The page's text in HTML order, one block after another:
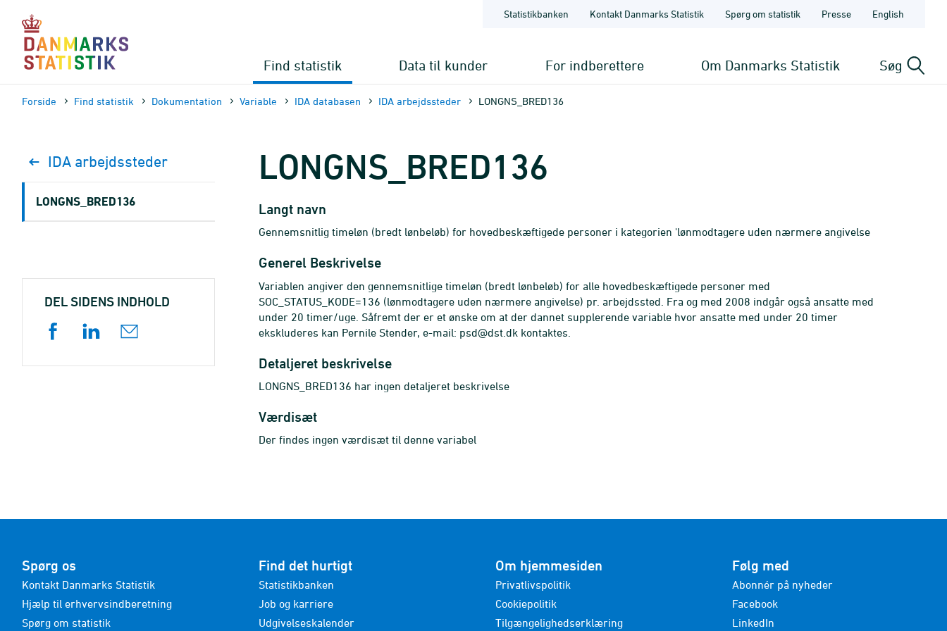
sidens
indhold
Statistikbanken Kontakt Danmarks Statistik Spørg om statistik Presse English
Find statistik Data til kunder For indberettere Om Danmarks Statistik Søg
Forside Find statistik Dokumen­tation Variable IDA databasen IDA arbejdssteder LONGNS_BRED136
LONGNS_BRED136
Langt navn
Gennemsnitlig timeløn (bredt lønbeløb) for hovedbeskæftigede personer i kategorien 'lønmodtagere uden nærmere angivelse
Generel Beskrivelse
Variablen angiver den gennemsnitlige timeløn (bredt lønbeløb) for alle hovedbeskæftigede personer med
SOC_STATUS_KODE=136 (lønmodtagere uden nærmere angivelse) pr. arbejdssted. Fra og med 2008 indgår også ansatte med
under 20 timer/uge. Såfremt der er et ønske om at der dannet supplerende variable hvor ansatte med under 20 timer
ekskluderes kan Pernile Stender, e-mail: psd@dst.dk kontaktes.
Detaljeret beskrivelse
LONGNS_BRED136 har ingen detaljeret beskrivelse
Værdisæt
Der findes ingen værdisæt til denne variabel
IDA arbejdssteder
LONGNS_BRED136
DEL SIDENS INDHOLD
Spørg os
Kontakt Danmarks Statistik
Hjælp til erhvervsindberetning
Spørg om statistik
Find det hurtigt
Statistikbanken
Job og karriere
Udgivelseskalender
Om hjemmesiden
Privatlivspolitik
Cookiepolitik
Tilgængelighedserklæring
Følg med
Abonnér på nyheder
Facebook
LinkedIn